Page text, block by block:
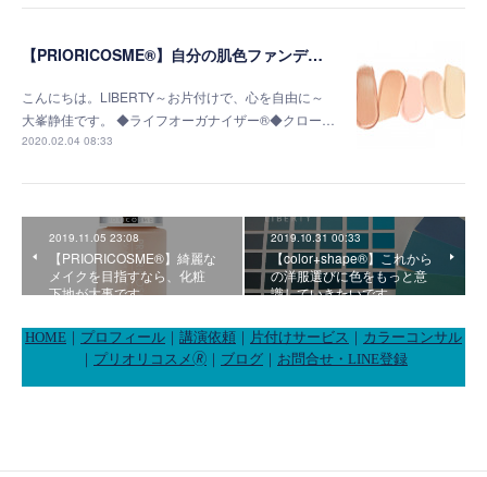
【PRIORICOSME®】自分の肌色ファンデーション「オリジナルブレンド」を作ろう！
こんにちは。LIBERTY～お片付けで、心を自由に～
大峯静佳です。 ◆ライフオーガナイザー®◆クロー…
2020.02.04 08:33
2019.11.05 23:08
【PRIORICOSME®】綺麗な
メイクを目指すなら、化粧
下地が大事です
2019.10.31 00:33
【color+shape®】これから
の洋服選びに色をもっと意
識していきたいです